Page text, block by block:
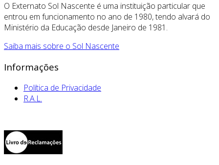
O Externato Sol Nascente é uma instituição particular que
entrou em funcionamento no ano de 1980, tendo alvará do
Ministério da Educação desde Janeiro de 1981.
Saiba mais sobre o Sol Nascente
Informações
Política de Privacidade
R.A.L.